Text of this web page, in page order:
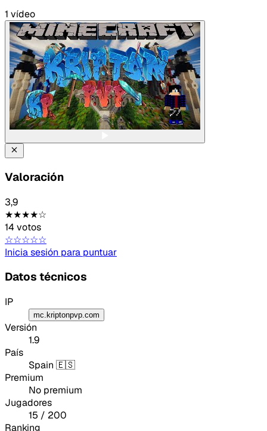
1 vídeo
Valoración
3,9
★★★★☆
14 votos
☆☆☆☆☆
Inicia sesión para puntuar
Datos técnicos
IP
mc.kriptonpvp.com
Versión
1.9
País
Spain 🇪🇸
Premium
No premium
Jugadores
15 / 200
Ranking
Tipo de feedback